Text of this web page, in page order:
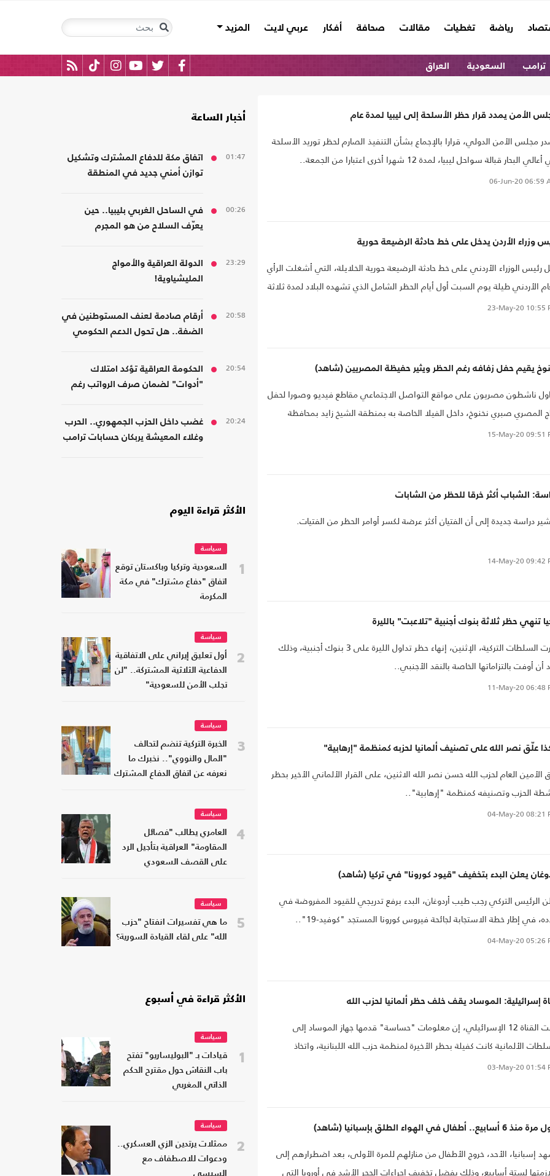
رياضة تغطيات مقالات صحافة أفكار عربي لايت المزيد
ترامب السعودية العراق
الأمن يمدد قرار حظر الأسلحة إلى ليبيا لمدة عام
أصدر‎ مجلس الأمن الدولي، قرارا بالإجماع بشأن التنفيذ الصارم لحظر توريد الأسلحة
البحار قبالة سواحل ليبيا، لمدة 12 شهرا أخرى اعتبارا من الجمعة..
06-Jun-20 06:59
وزراء الأردن يدخل على خط حادثة الرضيعة حورية
رئيس الوزراء الأردني على خط حادثة الرضيعة حورية الخلايلة، التي أشغلت الرأي
الأردني طيلة يوم السبت أول أيام الحظر الشامل الذي تشهده البلاد لمدة ثلاثة
23-May-20 10:55
يقيم حفل زفافه رغم الحظر ويثير حفيظة المصريين (شاهد)
ناشطون مصريون على مواقع التواصل الاجتماعي مقاطع فيديو وصورا لحفل
المصري صبري نخنوخ، داخل الفيلا الخاصة به بمنطقة الشيخ زايد بمحافظة
المتاخمة للقاهرة.
15-May-20 09:51
الشباب أكثر خرقا للحظر من الشابات
دراسة جديدة إلى أن الفتيان أكثر عرضة لكسر أوامر الحظر من الفتيات.
14-May-20 09:42
تنهي حظر ثلاثة بنوك أجنبية "تلاعبت" بالليرة
قررت السلطات التركية، الإثنين، إنهاء حظر تداول الليرة على 3 بنوك أجنبية، وذلك
أن أوفت بالتزاماتها الخاصة بالنقد الأجنبي..
11-May-20 06:48
علّق نصر الله على تصنيف ألمانيا لحزبه كمنظمة "إرهابية"
الأمين العام لحزب الله حسن نصر الله الاثنين، على القرار الألماني الأخير بحظر
الحزب وتصنيفه كمنظمة "إرهابية"..
04-May-20 08:21
يعلن البدء بتخفيف "قيود كورونا" في تركيا (شاهد)
الرئيس التركي رجب طيب أردوغان، البدء برفع تدريجي للقيود المفروضة في
في إطار خطة الاستجابة لجائحة فيروس كورونا المستجد "كوفيد-19"..
04-May-20 05:26
إسرائيلية: الموساد يقف خلف حظر ألمانيا لحزب الله
قالت القناة 12 الإسرائيلي، إن معلومات "حساسة" قدمها جهاز الموساد إلى
الألمانية كانت كفيلة بحظر الأخيرة لمنظمة حزب الله اللبنانية، واتخاذ
بحق ناشطين لها.
03-May-20 01:54
6 أسابيع.. أطفال في الهواء الطلق بإسبانيا (شاهد)
إسبانيا، الأحد، خروج الأطفال من منازلهم للمرة الأولى، بعد اضطرارهم إلى
لستة أسابيع، وذلك بفضل تخفيف إجراءات الحجر الأشد في أوروبا التي
أخبار الساعة
01:47
اتفاق مكة للدفاع المشترك وتشكيل
توازن أمني جديد في المنطقة
00:26
في الساحل الغربي بليبيا.. حين
يعرّف السلاح من هو المجرم
23:29
الدولة العراقية والأمواج
المليشياوية!
20:58
أرقام صادمة لعنف المستوطنين في
الضفة.. هل تحول الدعم الحكومي
20:54
الحكومة العراقية تؤكد امتلاك
"أدوات" لضمان صرف الرواتب رغم
20:24
غضب داخل الحزب الجمهوري.. الحرب
وغلاء المعيشة يربكان حسابات ترامب
الأكثر قراءة اليوم
1
سياسة
السعودية وتركيا وباكستان توقع
اتفاق "دفاع مشترك" في مكة
المكرمة
2
سياسة
أول تعليق إيراني على الاتفاقية
الدفاعية الثلاثية المشتركة.. "لن
تجلب الأمن للسعودية"
3
سياسة
الخبرة التركية تنضم لتحالف
"المال والنووي".. نخبرك ما
نعرفه عن اتفاق الدفاع المشترك
4
سياسة
العامري يطالب "فصائل
المقاومة" العراقية بتأجيل الرد
على القصف السعودي
5
سياسة
ما هي تفسيرات انفتاح "حزب
الله" على لقاء القيادة السورية؟
الأكثر قراءة في أسبوع
1
سياسة
قيادات بـ "البوليساريو" تفتح
باب النقاش حول مقترح الحكم
الذاتي المغربي
2
سياسة
ممثلات يرتدين الزي العسكري..
ودعوات للاصطفاف مع
السيسي